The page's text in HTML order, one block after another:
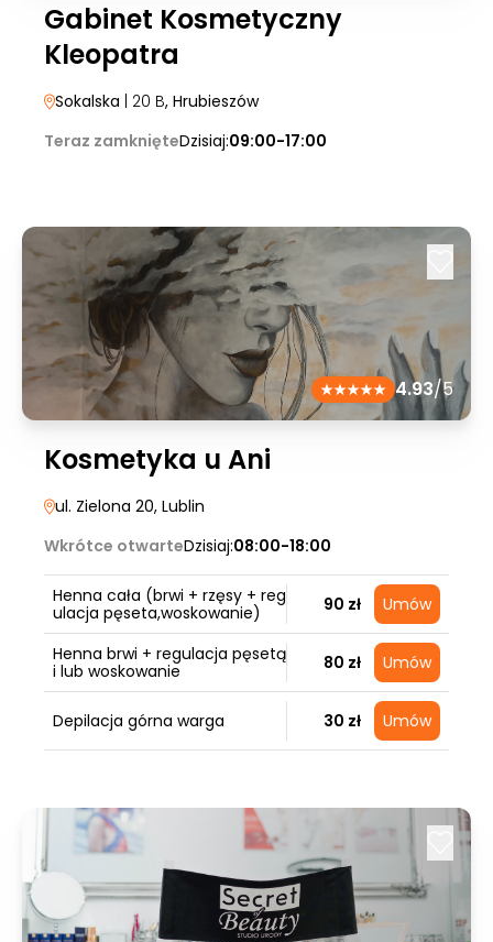
Gabinet Kosmetyczny
Kleopatra
Sokalska | 20 B, Hrubieszów
Teraz zamknięteDzisiaj:09:00-17:00
4.93/5
Kosmetyka u Ani
ul. Zielona 20, Lublin
Wkrótce otwarteDzisiaj:08:00-18:00
Henna cała (brwi + rzęsy + reg
ulacja pęseta,woskowanie)
90 zł Umów
Henna brwi + regulacja pęsetą
i lub woskowanie
80 zł Umów
Depilacja górna warga 30 zł Umów